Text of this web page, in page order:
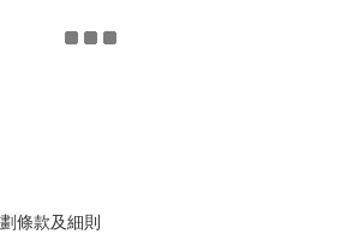
條款及細則